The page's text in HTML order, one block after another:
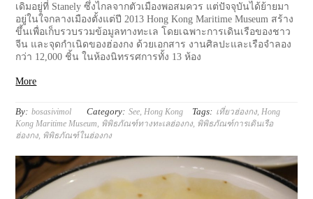
เดิมอยู่ที่ Stanely ซึ่งไกลจากตัวเมืองพอสมควร แต่ปัจจุบันได้ย้ายมา
อยู่ในใจกลางเมืองตั้งแต่ปี 2013 Hong Kong Maritime Museum สร้าง
ขึ้นเพื่อเก็บรวบรวมข้อมูลทางทะเล โดยเฉพาะการเดินเรือของชาว
จีน และจุดกำเนิดของฮ่องกง ด้วยเอกสาร งานศิลปะและเรือจำลอง
กว่า 12,000 ชิ้น ในห้องนิทรรศการทั้ง 13 ห้อง
More
By: bosasivimol Category: See Hong Kong Tags: เที่ยวฮ่องกง, Hong
Kong Maritime Museum พิพิธภัณฑ์ทางทะเลฮ่องกง, พิพิธภัณฑ์การเดินเรือ
ฮ่องกง, พิพิธภัณฑ์ในฮ่องกง